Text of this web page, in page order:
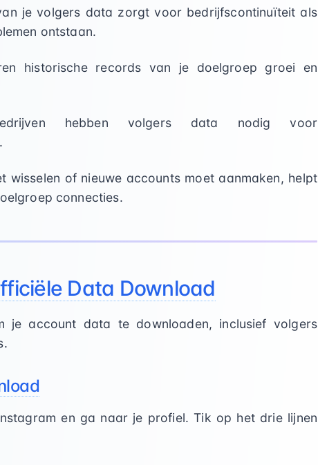
je volgers data zorgt voor bedrijfscontinuïteit als
ontstaan.
historische records van je doelgroep groei en
hebben volgers data nodig voor
wisselen of nieuwe accounts moet aanmaken, helpt
connecties.
Data Download
je account data te downloaden, inclusief volgers
en ga naar je profiel. Tik op het drie lijnen